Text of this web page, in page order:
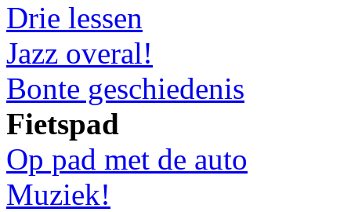
Drie lessen
Jazz overal!
Bonte geschiedenis
Fietspad
Op pad met de auto
Muziek!